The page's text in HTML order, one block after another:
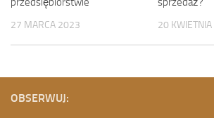
27 MARCA 2023 20
OBSERWUJ: